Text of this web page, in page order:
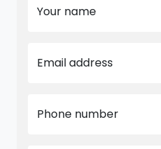
Your name
Email address
Phone number